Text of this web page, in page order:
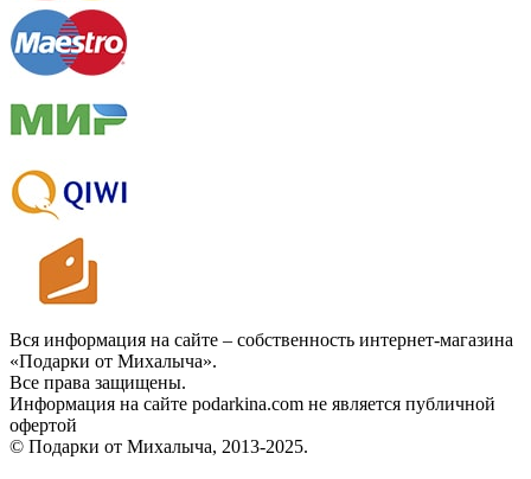
Вся информация на сайте – собственность интернет-магазина
«Подарки от Михалыча».
Все права защищены.
Информация на сайте podarkina.com не является публичной
офертой
© Подарки от Михалыча, 2013-2025.